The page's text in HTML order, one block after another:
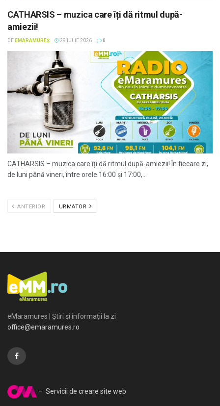
CATHARSIS – muzica care îți dă ritmul după-
amiezii!
DE EMARAMUREȘ 29 IULIE 2026 0
CATHARSIS – muzica care îți dă ritmul după-amiezii! În fiecare zi,
de luni până vineri, între orele 16:00 și 17:00,...
ANTERIOR URMATOR
eMaramures | Știri și informații la zi
office@emaramures.ro
– Servicii de creare site web